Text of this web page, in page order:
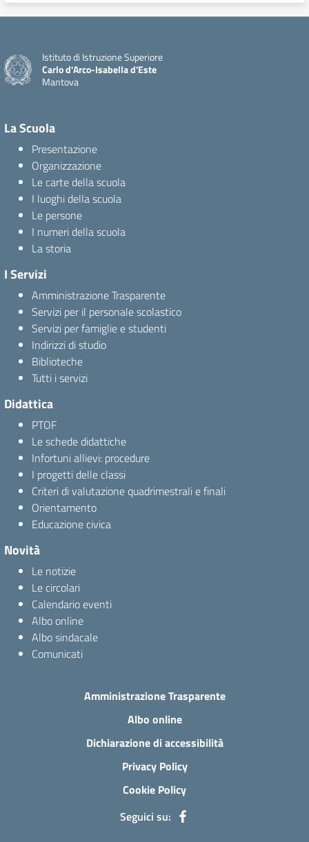
Istituto di Istruzione Superiore
Carlo d'Arco-Isabella d'Este
Mantova
La Scuola
Presentazione
Organizzazione
Le carte della scuola
I luoghi della scuola
Le persone
I numeri della scuola
La storia
I Servizi
Amministrazione Trasparente
Servizi per il personale scolastico
Servizi per famiglie e studenti
Indirizzi di studio
Biblioteche
Tutti i servizi
Didattica
PTOF
Le schede didattiche
Infortuni allievi: procedure
I progetti delle classi
Criteri di valutazione quadrimestrali e finali
Orientamento
Educazione civica
Novità
Le notizie
Le circolari
Calendario eventi
Albo online
Albo sindacale
Comunicati
Amministrazione Trasparente
Albo online
Dichiarazione di accessibilità
Privacy Policy
Cookie Policy
Seguici su: